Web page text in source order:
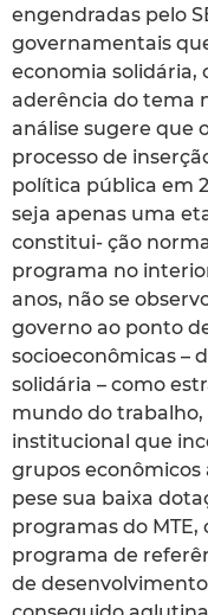
engendradas pelo
governamentais
economia solidária,
aderência do tema
análise sugere que
processo de
política pública em
seja apenas uma
constitui- ção
programa no
anos, não se
governo ao ponto
socioeconômicas –
solidária – como
mundo do
institucional que
grupos econômicos
pese sua baixa
programas do MTE,
programa de
de